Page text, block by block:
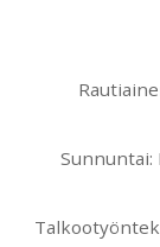
Sunnuntai: